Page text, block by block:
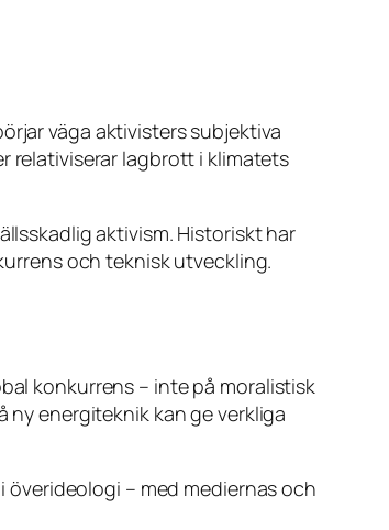
väga aktivisters subjektiva
relativiserar lagbrott i klimatets
aktivism. Historiskt har
och teknisk utveckling.
konkurrens – inte på moralistisk
energiteknik kan ge verkliga
– med mediernas och